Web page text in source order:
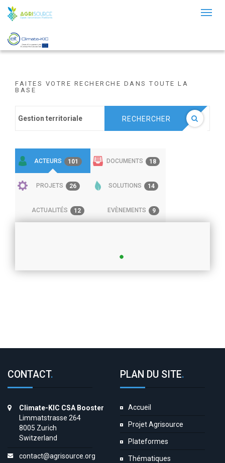
FAITES VOTRE RECHERCHE DANS TOUTE LA
BASE
RECHERCHER
ACTEURS 101 DOCUMENTS 18
PROJETS 26 SOLUTIONS 14
ACTUALITÉS 12 EVÈNEMENTS 9
CONTACT.
Climate-KIC CSA Booster
Limmatstrasse 264
8005 Zurich
Switzerland
contact@agrisource.org
PLAN DU SITE.
Accueil
Projet Agrisource
Plateformes
Thématiques